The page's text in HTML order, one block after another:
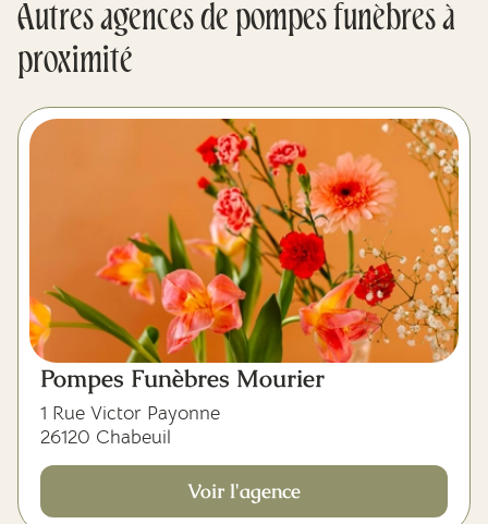
Autres agences de pompes funèbres à
proximité
Pompes Funèbres Mourier
1 Rue Victor Payonne
26120 Chabeuil
Voir l'agence